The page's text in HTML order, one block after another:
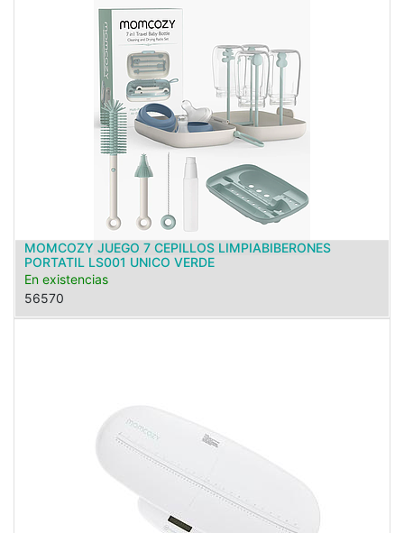
MOMCOZY JUEGO 7 CEPILLOS LIMPIABIBERONES
PORTATIL LS001 UNICO VERDE
En existencias
56570